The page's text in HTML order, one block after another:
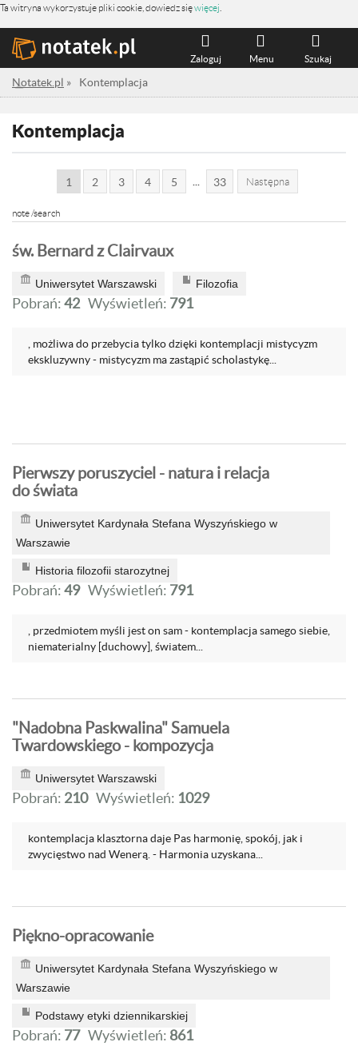
Ta witryna wykorzystuje pliki cookie, dowiedz sięwięcej
Szukaj
Menu
Zaloguj
Notatek.pl » Kontemplacja
Kontemplacja
1 2 3 4 5 33 Następna
note /search
św. Bernard z Clairvaux
Uniwersytet Warszawski Filozofia
Pobrań:42 Wyświetleń: 791
, możliwa do przebycia tylko dzięki kontemplacji mistycyzm
ekskluzywny - mistycyzm ma zastąpić scholastykę...
Pierwszy poruszyciel - natura i relacja
do świata
Uniwersytet Kardynała Stefana Wyszyńskiego w
Warszawie
Historia filozofii starozytnej
Pobrań:49 Wyświetleń: 791
, przedmiotem myśli jest on sam - kontemplacja samego siebie,
niematerialny [duchowy], światem...
"Nadobna Paskwalina" Samuela
Twardowskiego - kompozycja
Uniwersytet Warszawski
Pobrań: 210 Wyświetleń: 1029
kontemplacja klasztorna daje Pas harmonię, spokój, jak i
zwycięstwo nad Wenerą. - Harmonia uzyskana...
Piękno-opracowanie
Uniwersytet Kardynała Stefana Wyszyńskiego w
Warszawie
Podstawy etyki dziennikarskiej
Pobrań: 77 Wyświetleń: 861